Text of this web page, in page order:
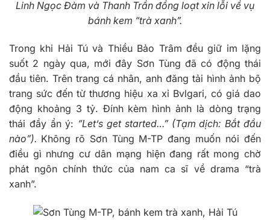
Linh Ngọc Đàm và Thanh Trần đồng loạt xin lỗi về vụ
bánh kem “trà xanh”.
Trong khi Hải Tú và Thiều Bảo Trâm đều giữ im lặng
suốt 2 ngày qua, mới đây Sơn Tùng đã có động thái
đầu tiên. Trên trang cá nhân, anh đăng tải hình ảnh bộ
trang sức đến từ thương hiệu xa xỉ Bvlgari, có giá dao
động khoảng 3 tỷ. Đính kèm hình ảnh là dòng trạng
thái đầy ẩn ý: “Let’s get started…” (Tạm dịch: Bắt đầu
nào”). Không rõ Sơn Tùng M-TP đang muốn nói đến
điều gì nhưng cư dân mạng hiện đang rất mong chờ
phát ngôn chính thức của nam ca sĩ về drama “trà
xanh”.